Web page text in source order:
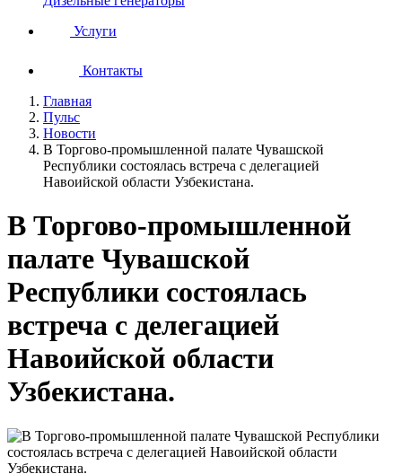
Услуги
Контакты
Главная
Пульс
Новости
В Торгово-промышленной палате Чувашской
Республики состоялась встреча с делегацией
Навоийской области Узбекистана.
В Торгово-промышленной
палате Чувашской
Республики состоялась
встреча с делегацией
Навоийской области
Узбекистана.